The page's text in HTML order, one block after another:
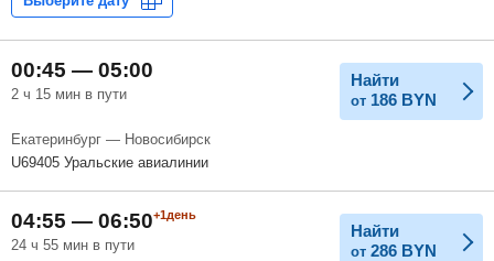
00:45 — 05:00
2 ч 15 мин в пути
Найти
от 186 BYN
Екатеринбург — Новосибирск
U69405 Уральские авиалинии
04:55 — 06:50+1день
24 ч 55 мин в пути
Найти
от 286 BYN